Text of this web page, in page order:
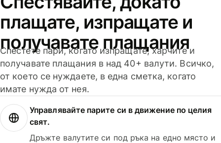
плащате, изпращате и
получавате плащания
Спестете пари, когато изпращате, харчите и
получавате плащания в над 40+ валути. Всичко,
от което се нуждаете, в една сметка, когато
имате нужда от нея.
Управлявайте парите си в движение по целия
свят.
Дръжте валутите си под ръка на едно място и